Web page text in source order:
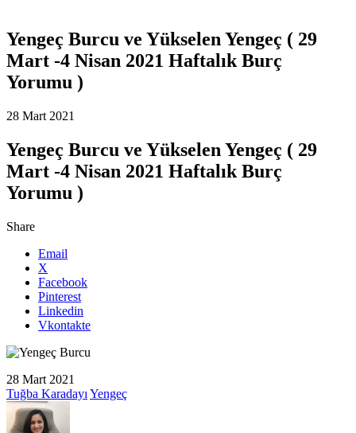
Yengeç Burcu ve Yükselen Yengeç ( 29
Mart -4 Nisan 2021 Haftalık Burç
Yorumu )
28 Mart 2021
Yengeç Burcu ve Yükselen Yengeç ( 29
Mart -4 Nisan 2021 Haftalık Burç
Yorumu )
Share
Email
X
Facebook
Pinterest
Linkedin
Vkontakte
28 Mart 2021
Tuğba Karadayı Yengeç